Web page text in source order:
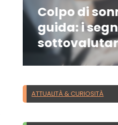
Colpo di
guida: i
ATTUALITÀ & CURIOSITÀ